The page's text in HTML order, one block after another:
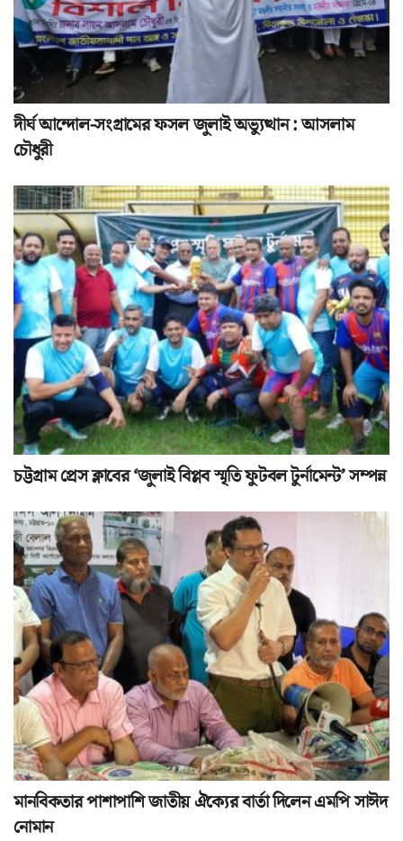
দীর্ঘ আন্দোল-সংগ্রামের ফসল জুলাই অভ্যুত্থান : আসলাম
চৌধুরী
চট্টগ্রাম প্রেস ক্লাবের ‘জুলাই বিপ্লব স্মৃতি ফুটবল টুর্নামেন্ট’ সম্পন্ন
মানবিকতার পাশাপাশি জাতীয় ঐক্যের বার্তা দিলেন এমপি সাঈদ
নোমান